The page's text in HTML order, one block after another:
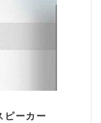
ピーカー